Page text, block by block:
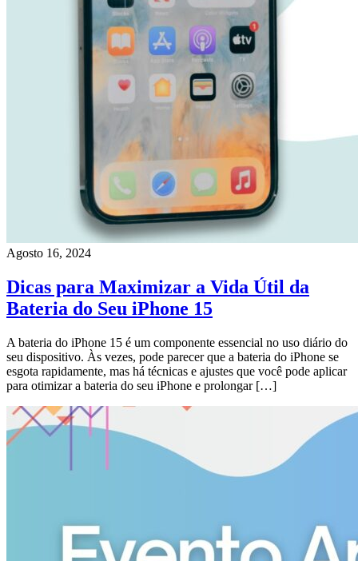
Agosto 16, 2024
Dicas para Maximizar a Vida Útil da
Bateria do Seu iPhone 15
A bateria do iPhone 15 é um componente essencial no uso diário do
seu dispositivo. Às vezes, pode parecer que a bateria do iPhone se
esgota rapidamente, mas há técnicas e ajustes que você pode aplicar
para otimizar a bateria do seu iPhone e prolongar […]